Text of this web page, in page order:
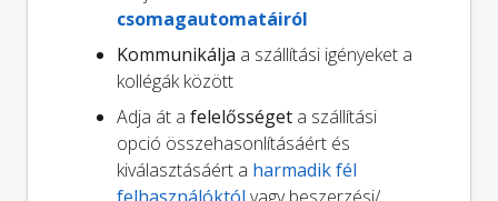
csomagautomatáiról
Kommunikálja a szállítási igényeket a
kollégák között
Adja át a felelősséget a szállítási
opció összehasonlításáért és
kiválasztásáért a harmadik fél